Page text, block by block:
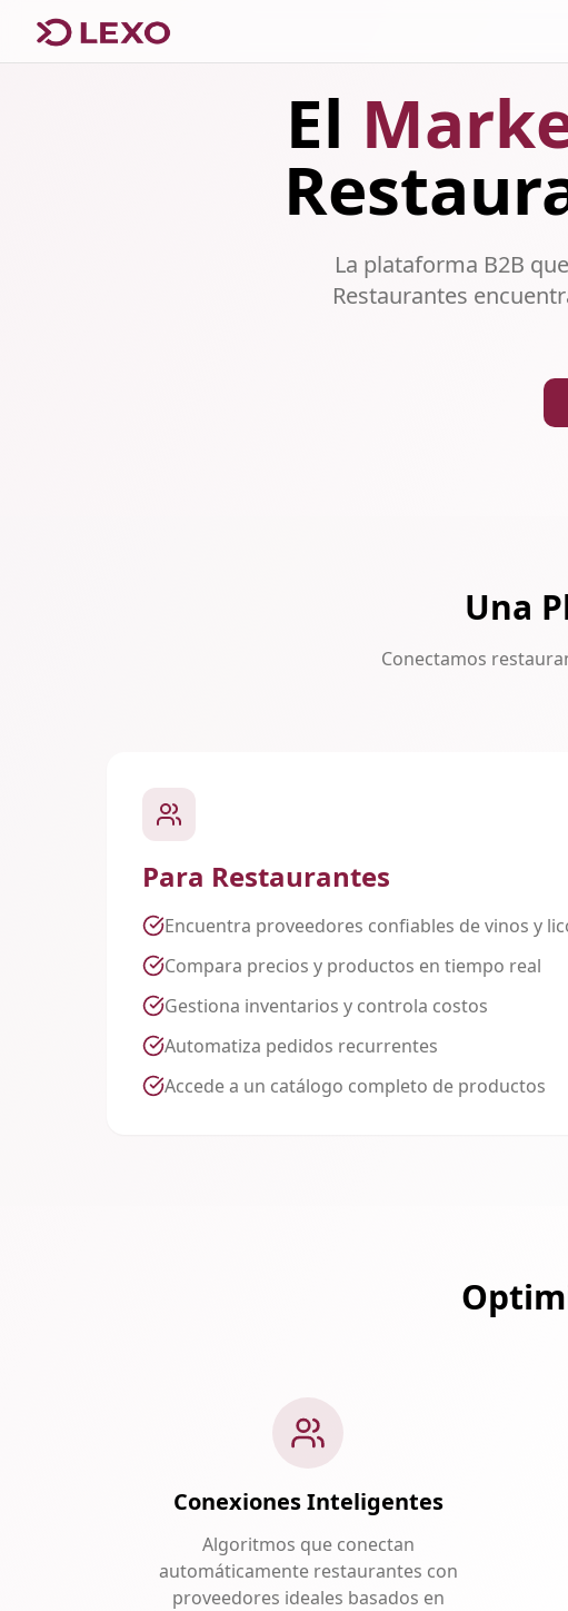
El
La plataforma B2B
Restaurantes
Una
Conectamos
Para Restaurantes
Encuentra proveedores confiables de vinos y
Compara precios y productos en tiempo real
Gestiona inventarios y controla costos
Automatiza pedidos recurrentes
Accede a un catálogo completo de productos
Conexiones Inteligentes
Algoritmos que conectan
automáticamente restaurantes con
proveedores ideales basados en